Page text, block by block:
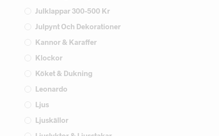
Julklappar 300-500 Kr
Julpynt Och Dekorationer
Kannor & Karaffer
Klockor
Köket & Dukning
Leonardo
Ljus
Ljuskällor